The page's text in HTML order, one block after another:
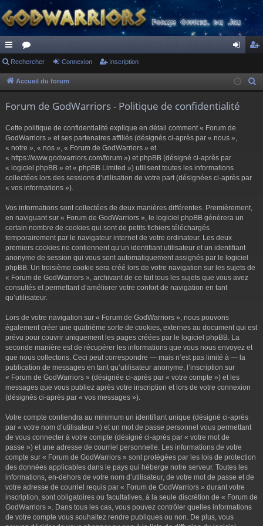
ac
co
s
or
u ne cri
Rechercher Connexion Inscription
Accueil du forum
Forum de GodWarriors - Politique de confidentialité
Cette politique de confidentialité explique en détail comment « Forum de
GodWarriors » et ses partenaires affiliés (désignés ci-après par « nous »,
« notre », « nos », « Forum de GodWarriors » et
« https://www.godwarriors.com/forum ») et phpBB (désigné ci-après par
« logiciel phpBB » et « phpBB Limited ») utilisent toutes les informations
collectées lors des sessions d’utilisation de votre part (désignées ci-après par
« vos informations »).
Vos informations sont collectées de deux manières différentes. Premièrement,
en naviguant sur « Forum de GodWarriors », le logiciel phpBB génèrera un
certain nombre de cookies qui sont de petits fichiers téléchargés
temporairement par le navigateur internet de votre ordinateur. Les deux
premiers cookies ne contiennent qu’un identifiant utilisateur et un identifiant
anonyme de session qui vous sont automatiquement assignés par le logiciel
phpBB. Un troisième cookie sera créé lors de votre navigation sur les sujets de
« Forum de GodWarriors », archivant de ce fait tous les sujets que vous avez
consultés et permettant d’améliorer votre confort de navigation en tant
qu’utilisateur.
Lors de votre navigation sur « Forum de GodWarriors », nous pouvons
également créer une quatrième sorte de cookies, externes au document qui est
prévu pour couvrir uniquement les pages créées par le logiciel phpBB. La
seconde manière est de récupérer les informations que vous nous envoyez et
que nous collectons. Ceci peut correspondre — mais n’est pas limité à — la
publication de messages en tant qu’utilisateur anonyme, l’inscription sur
« Forum de GodWarriors » (désignée ci-après par « votre compte ») et les
messages que vous publiez après votre inscription et lors de votre connexion
(désignés ci-après par « vos messages »).
Votre compte contiendra au minimum un identifiant unique (désigné ci-après
par « votre nom d’utilisateur ») et un mot de passe personnel vous permettant
de vous connecter à votre compte (désigné ci-après par « votre mot de
passe ») et une adresse de courriel personnelle. Les informations de votre
compte sur « Forum de GodWarriors » sont protégées par les lois de protection
des données applicables dans le pays qui héberge notre serveur. Toutes les
informations, en-dehors de votre nom d’utilisateur, de votre mot de passe et de
votre adresse de courriel requis par « Forum de GodWarriors » durant votre
inscription, sont obligatoires ou facultatives, à la seule discrétion de « Forum de
GodWarriors ». Dans tous les cas, vous pouvez contrôler quelles informations
de votre compte vous souhaitez rendre publiques ou non. De plus, vous